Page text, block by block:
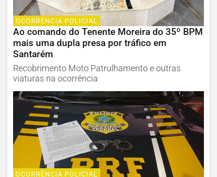
OCORRÊNCIA POLICIAL
Ao comando do Tenente Moreira do 35º BPM
mais uma dupla presa por tráfico em
Santarém
Recobrimento Moto Patrulhamento e outras
viaturas na ocorrência
OCORRÊNCIA POLICIAL